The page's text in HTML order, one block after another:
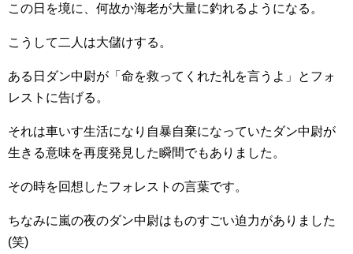
この日を境に、何故か海老が大量に釣れるようになる。
こうして二人は大儲けする。
ある日ダン中尉が「命を救ってくれた礼を言うよ」とフォ
レストに告げる。
それは車いす生活になり自暴自棄になっていたダン中尉が
生きる意味を再度発見した瞬間でもありました。
その時を回想したフォレストの言葉です。
ちなみに嵐の夜のダン中尉はものすごい迫力がありました
(笑)